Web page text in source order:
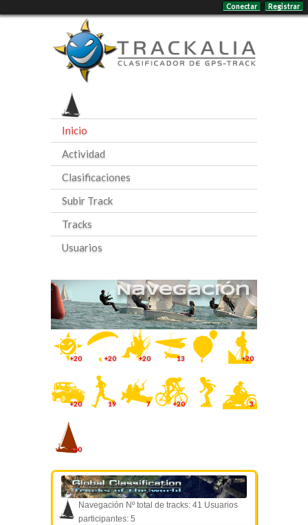
Conectar Registrar
Inicio
Actividad
Clasificaciones
Subir Track
Tracks
Usuarios
Navegación
+20 +20 +20 13 +20
+20 19 7 +20 3
+20
Navegación Nº total de tracks: 41 Usuarios
participantes: 5